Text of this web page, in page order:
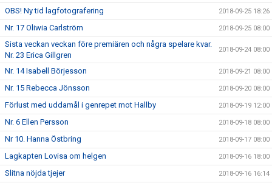
OBS! Ny tid lagfotografering 2018-09-25 18:26
Nr. 17 Oliwia Carlström 2018-09-25 08:00
Sista veckan veckan före premiären och några spelare kvar.
Nr. 23 Erica Gillgren
2018-09-24 08:00
Nr. 14 Isabell Börjesson 2018-09-21 08:00
Nr. 15 Rebecca Jönsson 2018-09-20 08:00
Förlust med uddamål i genrepet mot Hallby 2018-09-19 12:00
Nr. 6 Ellen Persson 2018-09-18 08:00
Nr 10. Hanna Östbring 2018-09-17 08:00
Lagkapten Lovisa om helgen 2018-09-16 18:00
Slitna nöjda tjejer 2018-09-16 16:14